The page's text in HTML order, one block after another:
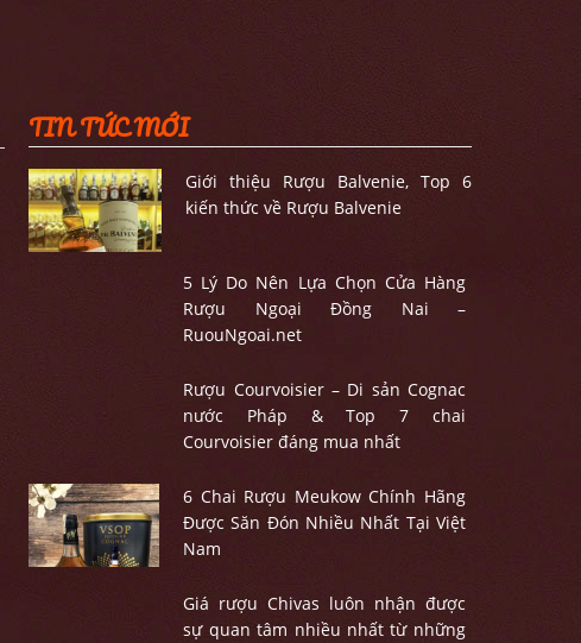
TIN TỨC MỚI
Giới thiệu Rượu Balvenie, Top 6
kiến thức về Rượu Balvenie
5 Lý Do Nên Lựa Chọn Cửa Hàng
Rượu Ngoại Đồng Nai –
RuouNgoai.net
Rượu Courvoisier – Di sản Cognac
nước Pháp & Top 7 chai
Courvoisier đáng mua nhất
6 Chai Rượu Meukow Chính Hãng
Được Săn Đón Nhiều Nhất Tại Việt
Nam
Giá rượu Chivas luôn nhận được
sự quan tâm nhiều nhất từ những